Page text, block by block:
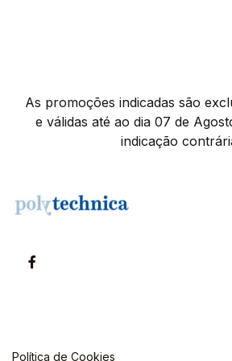
As promoções indicadas são
e válidas até ao dia 07 de
indicação
Política de Cookies